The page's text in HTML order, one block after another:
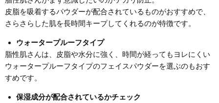
皮脂を吸着するパウダーが配合されているものがおすすめで、
さらさらした肌を長時間キープしてくれるのが特徴です。
ウォータープルーフタイプ
脂性肌さんは、皮脂や水分に強く、時間が経ってもヨレにくい
ウォータープルーフタイプのフェイスパウダーを選ぶのもおす
すめです。
保湿成分が配合されているかチェック